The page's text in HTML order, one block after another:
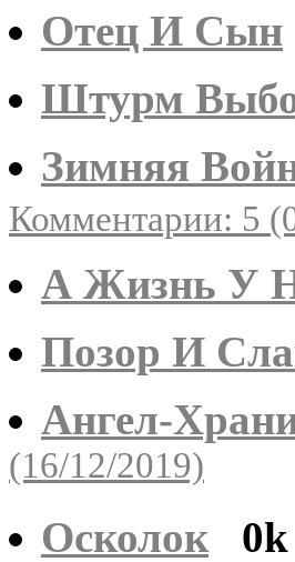
Отец И Сын
Штурм
Зимняя
Комментарии: 5
А Жизнь У
Позор И
Ангел-
(16/12/2019)
Осколок
0k